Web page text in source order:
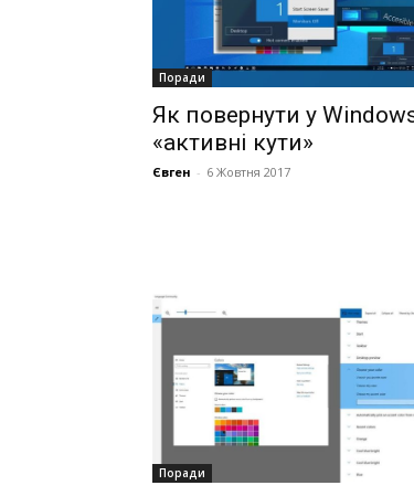
Поради
Як повернути у
«активні кути»
Євген - 6 Жовтня 2017
Поради